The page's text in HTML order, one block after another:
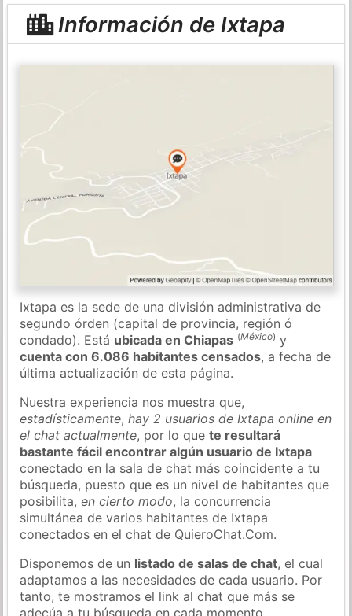
Información de Ixtapa
Ixtapa es la sede de una división administrativa de
segundo órden (capital de provincia, región ó
condado). Está ubicada en Chiapas (México) y
cuenta con 6.086 habitantes censados, a fecha de
última actualización de esta página.
Nuestra experiencia nos muestra que,
estadísticamente,hay 2 usuarios de Ixtapa online en
el chat actualmente, por lo quete resultará
bastante fácil encontrar algún usuario de Ixtapa
conectado en la sala de chat más coincidente a tu
búsqueda, puesto que es un nivel de habitantes que
posibilita,en cierto modo, la concurrencia
simultánea de varios habitantes de Ixtapa
conectados en el chat de QuieroChat.Com.
Disponemos de un listado de salas de chat, el cual
adaptamos a las necesidades de cada usuario. Por
tanto, te mostramos el link al chat que más se
adecúa a tu búsqueda en cada momento.